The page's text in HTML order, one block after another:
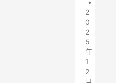
•
2
0
2
5
年
1
2
月